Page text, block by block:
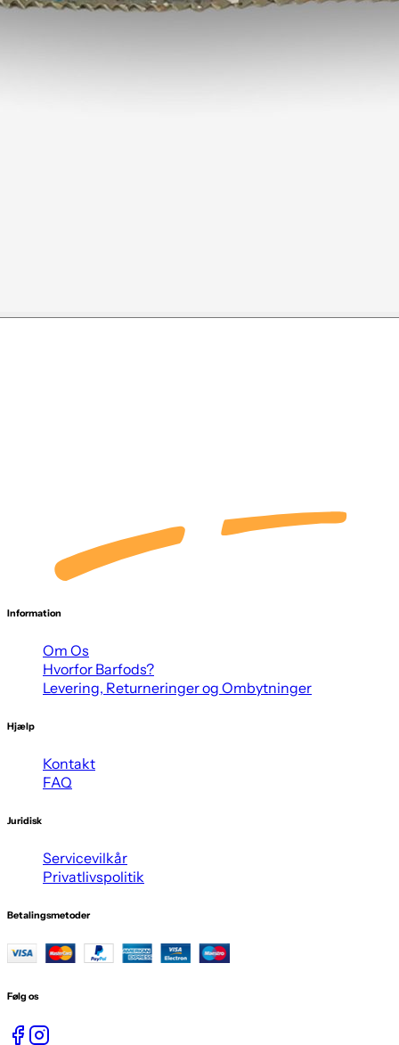
Information
Om Os
Hvorfor Barfods?
Levering, Returneringer og Ombytninger
Hjælp
Kontakt
FAQ
Juridisk
Servicevilkår
Privatlivspolitik
Betalingsmetoder
Følg os